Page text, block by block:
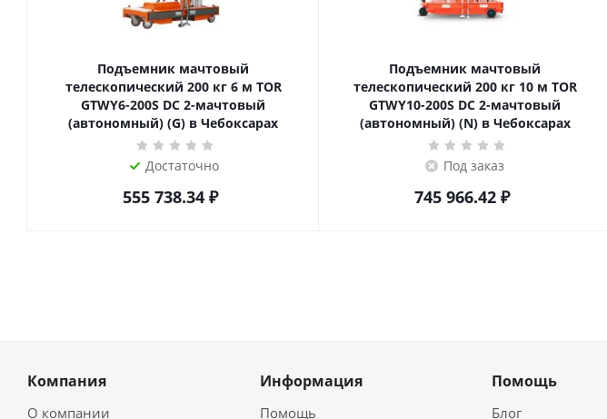
Подъемник мачтовый
телескопический 200 кг 6 м TOR
GTWY6-200S DC 2-мачтовый
(автономный) (G) в Чебоксарах
Достаточно
555 738.34₽
Подъемник мачтовый
телескопический 200 кг 10 м TOR
GTWY10-200S DC 2-мачтовый
(автономный) (N) в Чебоксарах
Под заказ
745 966.42₽
Компания
О компании
Информация
Помощь
Помощь
Блог